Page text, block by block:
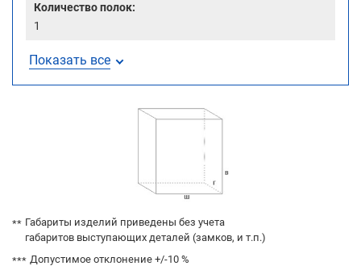
Количество полок:
1
Показать все
Габариты изделий приведены без учета
габаритов выступающих деталей (замков, и т.п.)
Допустимое отклонение +/-10 %